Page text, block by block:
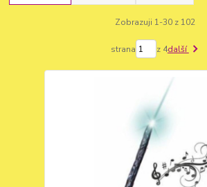
Zobrazuji 1-30 z 102
strana z 4další